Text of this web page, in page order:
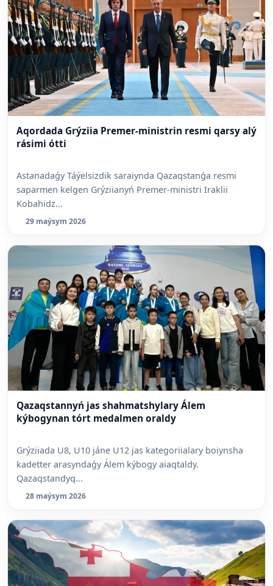
Aqordada Grýziia Premer-ministrin resmi qarsy alý
rásimi ótti
Astanadaǵy Táýelsizdik saraiynda Qazaqstanǵa resmi
saparmen kelgen Grýziianyń Premer-ministri Iraklii
Kobahidz...
29 maýsym 2026
Qazaqstannyń jas shahmatshylary Álem
kýbogynan tórt medalmen oraldy
Grýziiada U8, U10 jáne U12 jas kategoriialary boiynsha
kadetter arasyndaǵy Álem kýbogy aiaqtaldy.
Qazaqstandyq...
28 maýsym 2026